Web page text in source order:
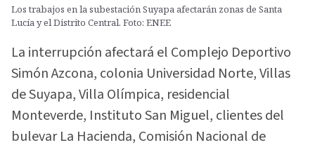
Los trabajos en la subestación Suyapa afectarán zonas de Santa
Lucía y el Distrito Central. Foto: ENEE
La interrupción afectará el Complejo Deportivo
Simón Azcona, colonia Universidad Norte, Villas
de Suyapa, Villa Olímpica, residencial
Monteverde, Instituto San Miguel, clientes del
bulevar La Hacienda, Comisión Nacional de